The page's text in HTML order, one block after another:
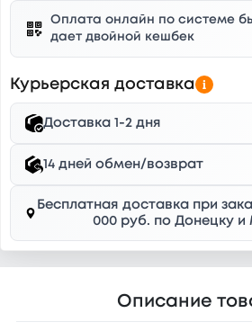
Оплата онлайн по системе
дает двойной кешбек
Курьерская доставка
Доставка 1-2 дня
14 дней обмен/возврат
Бесплатная доставка при
000 руб. по Донецку и
Описание